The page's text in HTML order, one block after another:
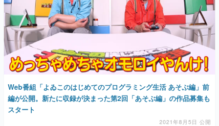
アプリレビュー
その他
電ファミニコゲーマーとは？
運営：株式会社マレ
Web番組「よゐこのはじめてのプログラミング生活 あそぶ編」前
編が公開。新たに収録が決まった第2回「あそぶ編」の作品募集も
スタート
2021年8月5日 公開